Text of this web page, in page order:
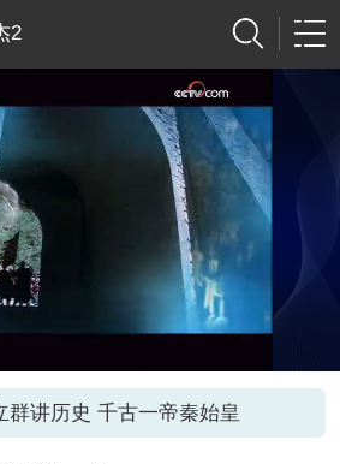
2
群讲历史 千古一帝秦始皇